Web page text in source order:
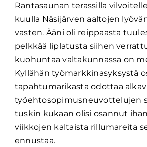
Rantasaunan terassilla
kuulla Näsijärven aaltojen
vasten. Ääni oli reippaasta
pelkkää liplatusta siihen
kuohuntaa valtakunnassa on
Kyllähän työmarkkinasyksystä
tapahtumarikasta odottaa
työehtosopimusneuvottelujen
tuskin kukaan olisi osannut
viikkojen kaltaista rillumareita
ennustaa.